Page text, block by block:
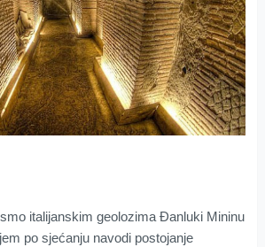
italijanskim geolozima Đanluki Mininu
po sjećanju navodi postojanje